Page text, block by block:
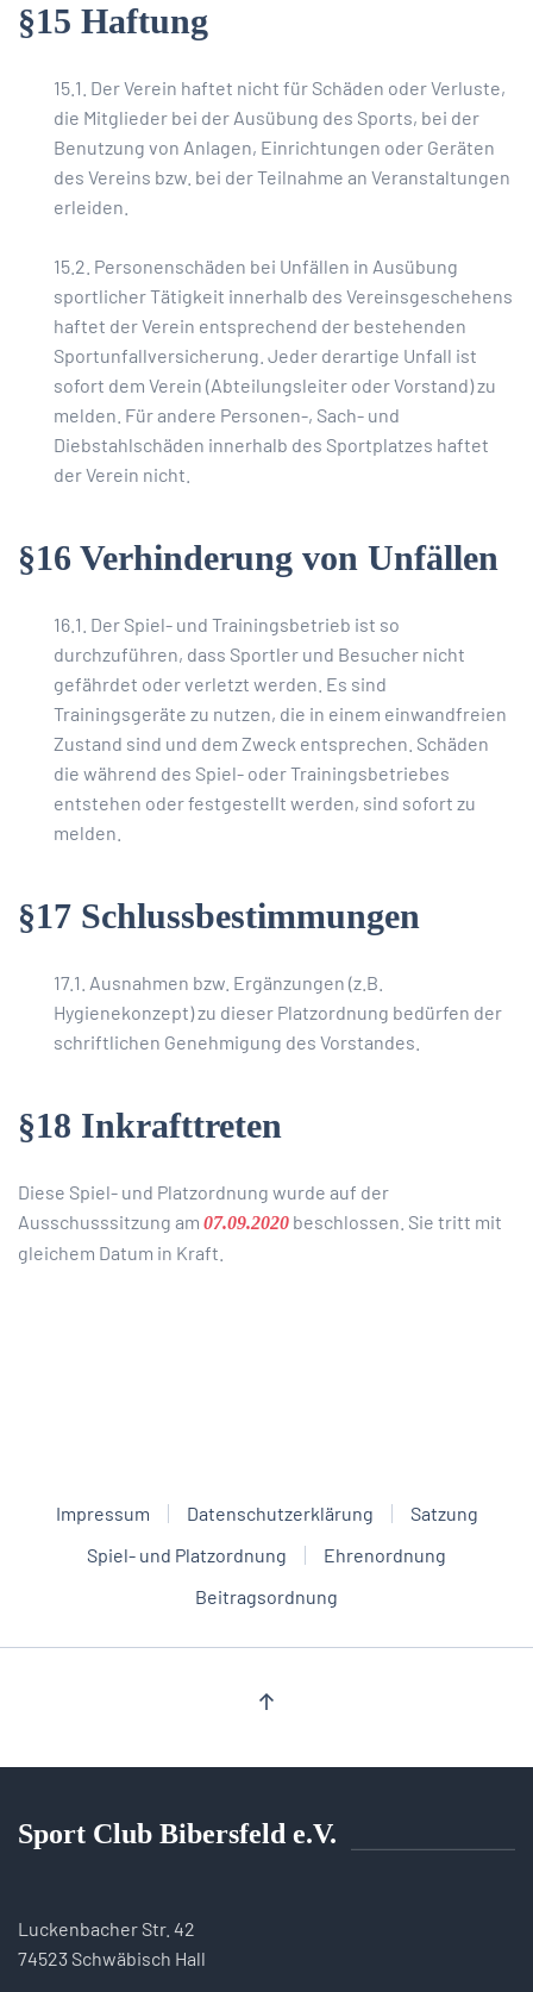
§15 Haftung
15.1. Der Verein haftet nicht für Schäden oder Verluste,
die Mitglieder bei der Ausübung des Sports, bei der
Benutzung von Anlagen, Einrichtungen oder Geräten
des Vereins bzw. bei der Teilnahme an Veranstaltungen
erleiden.
15.2. Personenschäden bei Unfällen in Ausübung
sportlicher Tätigkeit innerhalb des Vereinsgeschehens
haftet der Verein entsprechend der bestehenden
Sportunfallversicherung. Jeder derartige Unfall ist
sofort dem Verein (Abteilungsleiter oder Vorstand) zu
melden. Für andere Personen-, Sach- und
Diebstahlschäden innerhalb des Sportplatzes haftet
der Verein nicht.
§16 Verhinderung von Unfällen
16.1. Der Spiel- und Trainingsbetrieb ist so
durchzuführen, dass Sportler und Besucher nicht
gefährdet oder verletzt werden. Es sind
Trainingsgeräte zu nutzen, die in einem einwandfreien
Zustand sind und dem Zweck entsprechen. Schäden
die während des Spiel- oder Trainingsbetriebes
entstehen oder festgestellt werden, sind sofort zu
melden.
§17 Schlussbestimmungen
17.1. Ausnahmen bzw. Ergänzungen (z.B.
Hygienekonzept) zu dieser Platzordnung bedürfen der
schriftlichen Genehmigung des Vorstandes.
§18 Inkrafttreten
Diese Spiel- und Platzordnung wurde auf der
Ausschusssitzung am 07.09.2020 beschlossen. Sie tritt mit
gleichem Datum in Kraft.
Impressum Datenschutzerklärung
Satzung
Spiel- und Platzordnung
Ehrenordnung
Beitragsordnung
Sport Club Bibersfeld e.V.
Luckenbacher Str. 42
74523 Schwäbisch Hall